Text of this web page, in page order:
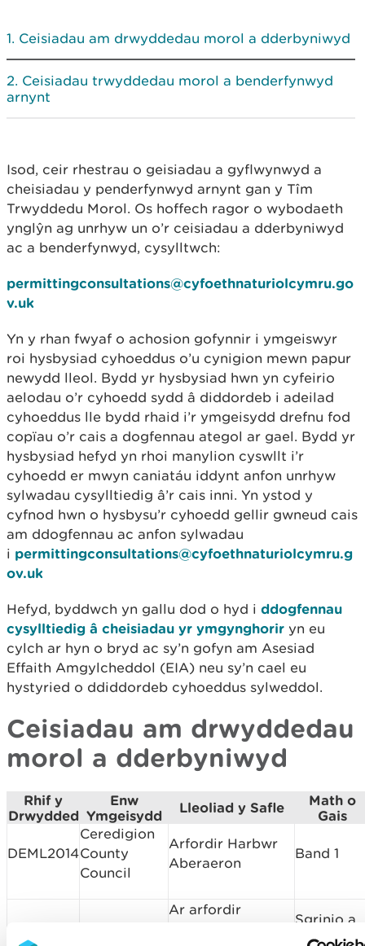
Ceisiadau am drwyddedau morol a dderbyniwyd
Ceisiadau trwyddedau morol a benderfynwyd
arnynt
Isod, ceir rhestrau o geisiadau a gyflwynwyd a
cheisiadau y penderfynwyd arnynt gan y Tîm
Trwyddedu Morol. Os hoffech ragor o wybodaeth
ynglŷn ag unrhyw un o’r ceisiadau a dderbyniwyd
ac a benderfynwyd, cysylltwch:
permittingconsultations@cyfoethnaturiolcymru.go
v.uk
Yn y rhan fwyaf o achosion gofynnir i ymgeiswyr
roi hysbysiad cyhoeddus o’u cynigion mewn papur
newydd lleol. Bydd yr hysbysiad hwn yn cyfeirio
aelodau o’r cyhoedd sydd â diddordeb i adeilad
cyhoeddus lle bydd rhaid i’r ymgeisydd drefnu fod
copïau o’r cais a dogfennau ategol ar gael. Bydd yr
hysbysiad hefyd yn rhoi manylion cyswllt i’r
cyhoedd er mwyn caniatáu iddynt anfon unrhyw
sylwadau cysylltiedig â’r cais inni. Yn ystod y
cyfnod hwn o hysbysu’r cyhoedd gellir gwneud cais
am ddogfennau ac anfon sylwadau
i permittingconsultations@cyfoethnaturiolcymru.g
ov.uk
Hefyd, byddwch yn gallu dod o hyd i ddogfennau
cysylltiedig â cheisiadau yr ymgynghorir yn eu
cylch ar hyn o bryd ac sy’n gofyn am Asesiad
Effaith Amgylcheddol (EIA) neu sy’n cael eu
hystyried o ddiddordeb cyhoeddus sylweddol.
Ceisiadau am drwyddedau
morol a dderbyniwyd
Rhif y
Drwydded
Enw
Ymgeisydd
Lleoliad y Safle
Math o
Gais
DEML2014
Ceredigion
County
Council
Arfordir Harbwr
Aberaeron
Band 1
Ar arfordir
Sgrinio a